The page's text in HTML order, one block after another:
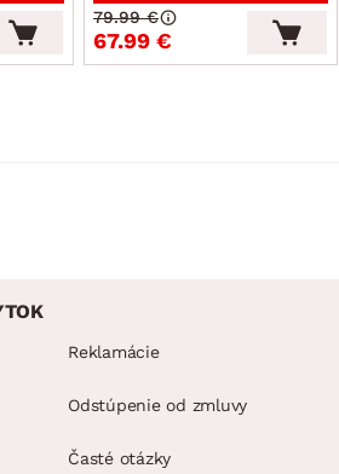
67.99 €
79.99 €
Reklamácie
Odstúpenie od zmluvy
Časté otázky